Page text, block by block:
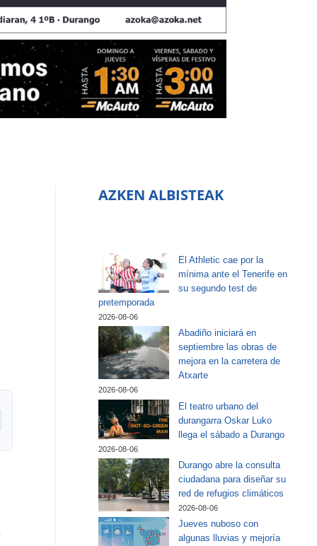
AZKEN ALBISTEAK
El Athletic cae por la
mínima ante el Tenerife en
su segundo test de
pretemporada
2026-08-06
Abadiño iniciará en
septiembre las obras de
mejora en la carretera de
Atxarte
2026-08-06
El teatro urbano del
durangarra Oskar Luko
llega el sábado a Durango
2026-08-06
Durango abre la consulta
ciudadana para diseñar su
red de refugios climáticos
2026-08-06
Jueves nuboso con
algunas lluvias y mejoría